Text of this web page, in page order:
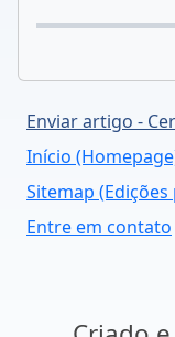
Enviar artigo -
Início
Sitemap
Entre em contato